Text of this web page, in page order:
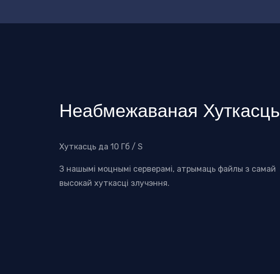
Неабмежаваная Хуткасць
Хуткасць да 10 Гб / S
З нашымі моцнымі серверамі, атрымаць файлы з самай
высокай хуткасці злучэння.